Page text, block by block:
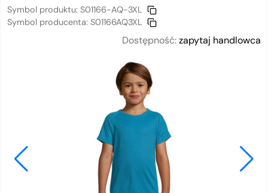
Symbol produktu: S01166-AQ-3XL
Symbol producenta: S01166AQ3XL
Dostępność:zapytaj handlowca